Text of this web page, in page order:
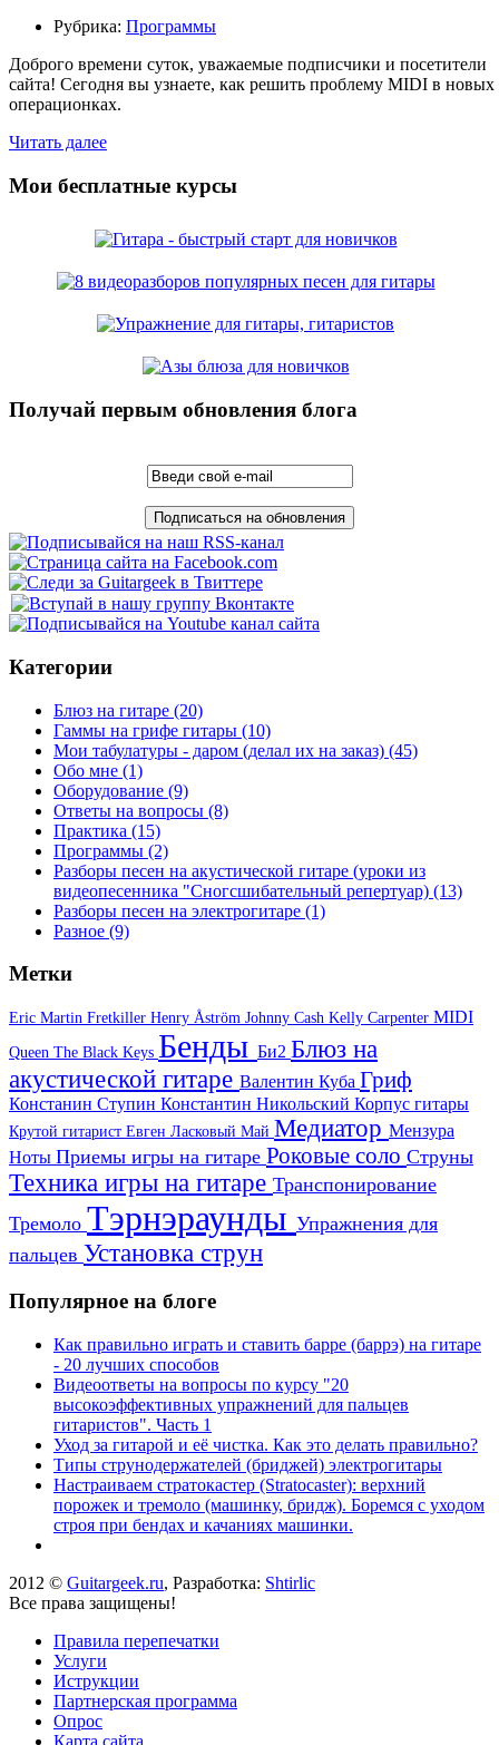
Рубрика: Программы
Доброго времени суток, уважаемые подписчики и посетители
сайта! Сегодня вы узнаете, как решить проблему MIDI в новых
операционках.
Читать далее
Мои бесплатные курсы
Получай первым обновления блога
Категории
Блюз на гитаре (20)
Гаммы на грифе гитары (10)
Мои табулатуры - даром (делал их на заказ) (45)
Обо мне (1)
Оборудование (9)
Ответы на вопросы (8)
Практика (15)
Программы (2)
Разборы песен на акустической гитаре (уроки из
видеопесенника "Сногсшибательный репертуар) (13)
Разборы песен на электрогитаре (1)
Разное (9)
Метки
Eric Martin Fretkiller Henry Åström Johnny Cash Kelly Carpenter MIDI
Queen The Black Keys Бенды Би2 Блюз на
акустической гитаре Валентин Куба Гриф
Констанин Ступин Константин Никольский Корпус гитары
Крутой гитарист Евген Ласковый Май Медиатор Мензура
Ноты Приемы игры на гитаре Роковые соло Струны
Техника игры на гитаре Транспонирование
Тремоло Тэрнэраунды Упражнения для
пальцев Установка струн
Популярное на блоге
Как правильно играть и ставить барре (баррэ) на гитаре
- 20 лучших способов
Видеоответы на вопросы по курсу "20
высокоэффективных упражнений для пальцев
гитаристов". Часть 1
Уход за гитарой и её чистка. Как это делать правильно?
Типы струнодержателей (бриджей) электрогитары
Настраиваем стратокастер (Stratocaster): верхний
порожек и тремоло (машинку, бридж). Боремся с уходом
строя при бендах и качаниях машинки.
2012 © Guitargeek.ru, Разработка: Shtirlic
Все права защищены!
Правила перепечатки
Услуги
Иструкции
Партнерская программа
Опрос
Карта сайта